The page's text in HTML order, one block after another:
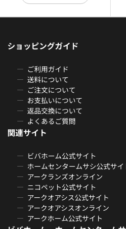
ショッピングガイド
ご利用ガイド
送料について
ご注文について
お支払いについて
返品交換について
よくあるご質問
関連サイト
ビバホーム公式サイト
ホームセンタームサシ公式サイ
アークランズオンライン
ニコペット公式サイト
アークオアシス公式サイト
アークオアシスオンライン
アークホーム公式サイト